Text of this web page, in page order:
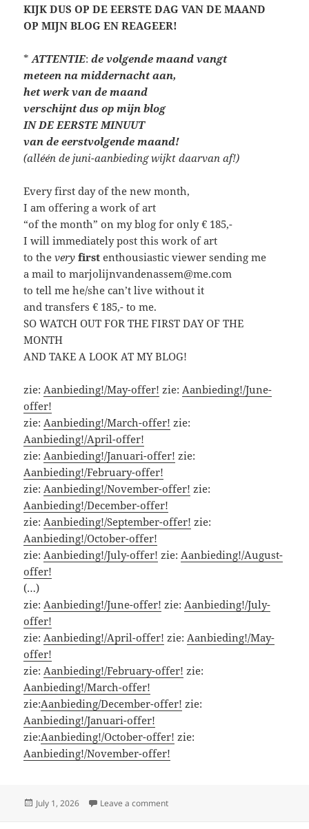
KIJK DUS OP DE EERSTE DAG VAN DE MAAND
OP MIJN BLOG EN REAGEER!
*ATTENTIE:de volgende maand vangt
meteen na middernacht aan,
het werk van de maand
verschijnt dus op mijn blog
IN DE EERSTE MINUUT
van de eerstvolgende maand!
(alléén de juni-aanbieding wijkt daarvan af!)
Every first day of the new month,
I am offering a work of art
“of the month” on my blog for only € 185,-
I will immediately post this work of art
to theveryfirst enthousiastic viewer sending me
a mail to marjolijnvandenassem@me.com
to tell me he/she can’t live without it
and transfers € 185,- to me.
SO WATCH OUT FOR THE FIRST DAY OF THE
MONTH
AND TAKE A LOOK AT MY BLOG!
zie: Aanbieding!/May-offer! zie: Aanbieding!/June-
offer!
zie: Aanbieding!/March-offer! zie:
Aanbieding!/April-offer!
zie: Aanbieding!/Januari-offer! zie:
Aanbieding!/February-offer!
zie: Aanbieding!/November-offer! zie:
Aanbieding!/December-offer!
zie: Aanbieding!/September-offer! zie:
Aanbieding!/October-offer!
zie: Aanbieding!/July-offer! zie: Aanbieding!/August-
offer!
(…)
zie: Aanbieding!/June-offer! zie: Aanbieding!/July-
offer!
zie: Aanbieding!/April-offer! zie: Aanbieding!/May-
offer!
zie: Aanbieding!/February-offer! zie:
Aanbieding!/March-offer!
zie:Aanbieding/December-offer! zie:
Aanbieding!/Januari-offer!
zie:Aanbieding!/October-offer! zie:
Aanbieding!/November-offer!
Posted
July 1, 2026 Leave a commenton Aanbieding!/July-offer!